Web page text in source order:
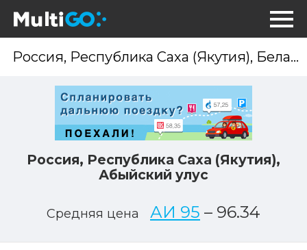
Россия, Республика Саха (Якутия),
Абыйский улус
Средняя цена АИ 95 – 96.34